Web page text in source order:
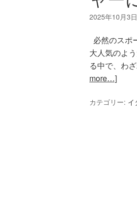
2025年10月3日
必然のスポ
大人気のよ
る中で、わ
more…]
カテゴリー: イ